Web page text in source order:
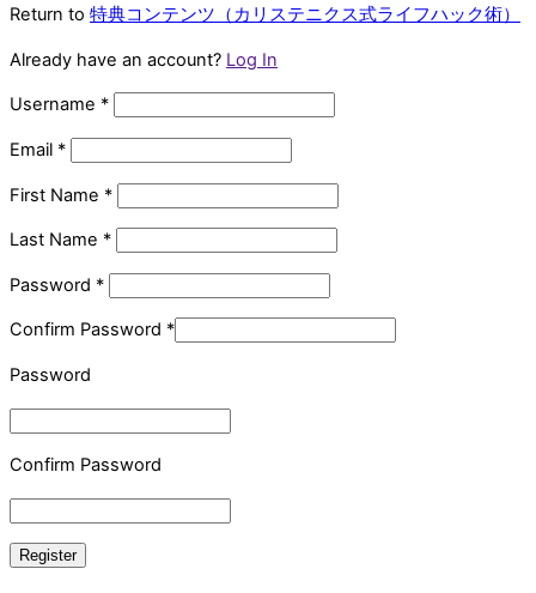
Return to 特典コンテンツ（カリステニクス式ライフハック術）
Already have an account? Log In
Username *
Email *
First Name *
Last Name *
Password *
Confirm Password *
Password
Confirm Password